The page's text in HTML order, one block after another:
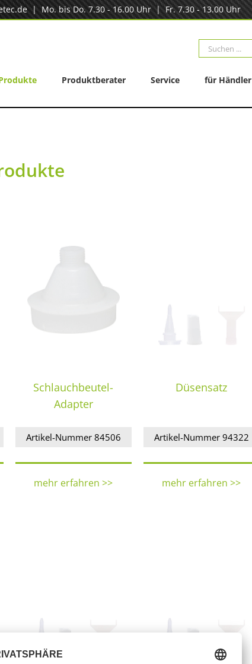
| Mo. bis Do. 7.30 - 16.00 Uhr | Fr. 7.30 - 13.00 Uhr
Suche
nach:
Produktberater Service für Händler
Schlauchbeutel-
Adapter
Artikel-Nummer 84506
mehr erfahren >>
Düsensatz
Artikel-Nummer 94322
mehr erfahren >>